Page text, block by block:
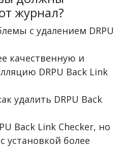
журнал?
с удалением DRPU
качественную и
DRPU Back Link
удалить DRPU Back
Back Link Checker, но
установкой более